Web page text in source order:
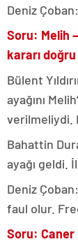
Deniz
Soru: Melih
kararı
Bülent
ayağını
verilmeliydi.
Bahattin
ayağı geldi.
Deniz
faul olur.
Soru: